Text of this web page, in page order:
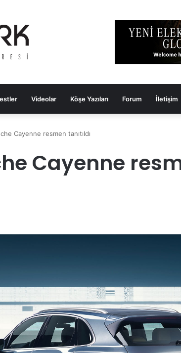
Videolar Köşe Yazıları Forum İletişim
Cayenne resmen tanıtıldı
Cayenne